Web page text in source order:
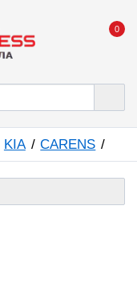
0
KIA CARENS